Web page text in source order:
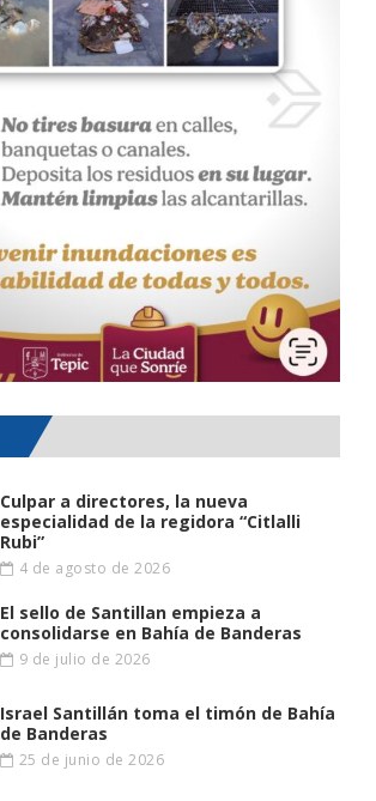
Culpar a directores, la nueva
especialidad de la regidora “Citlalli
Rubi”
4 de agosto de 2026
El sello de Santillan empieza a
consolidarse en Bahía de Banderas
9 de julio de 2026
Israel Santillán toma el timón de Bahía
de Banderas
25 de junio de 2026